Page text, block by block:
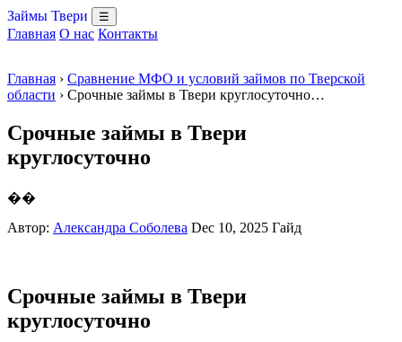
Займы Твери ☰
Главная О нас Контакты
Главная › Сравнение МФО и условий займов по Тверской
области › Срочные займы в Твери круглосуточно…
Срочные займы в Твери
круглосуточно
��
Автор: Александра Соболева Dec 10, 2025 Гайд
Срочные займы в Твери
круглосуточно